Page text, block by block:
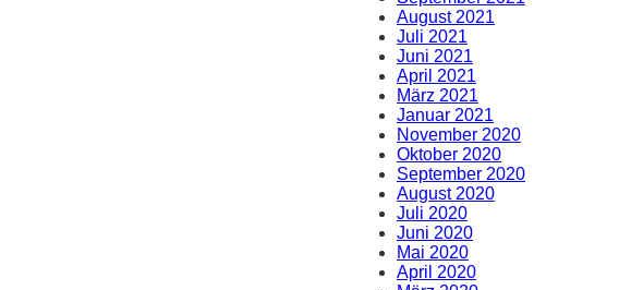
August 2021
Juli 2021
Juni 2021
April 2021
März 2021
Januar 2021
November 2020
Oktober 2020
September 2020
August 2020
Juli 2020
Juni 2020
Mai 2020
April 2020